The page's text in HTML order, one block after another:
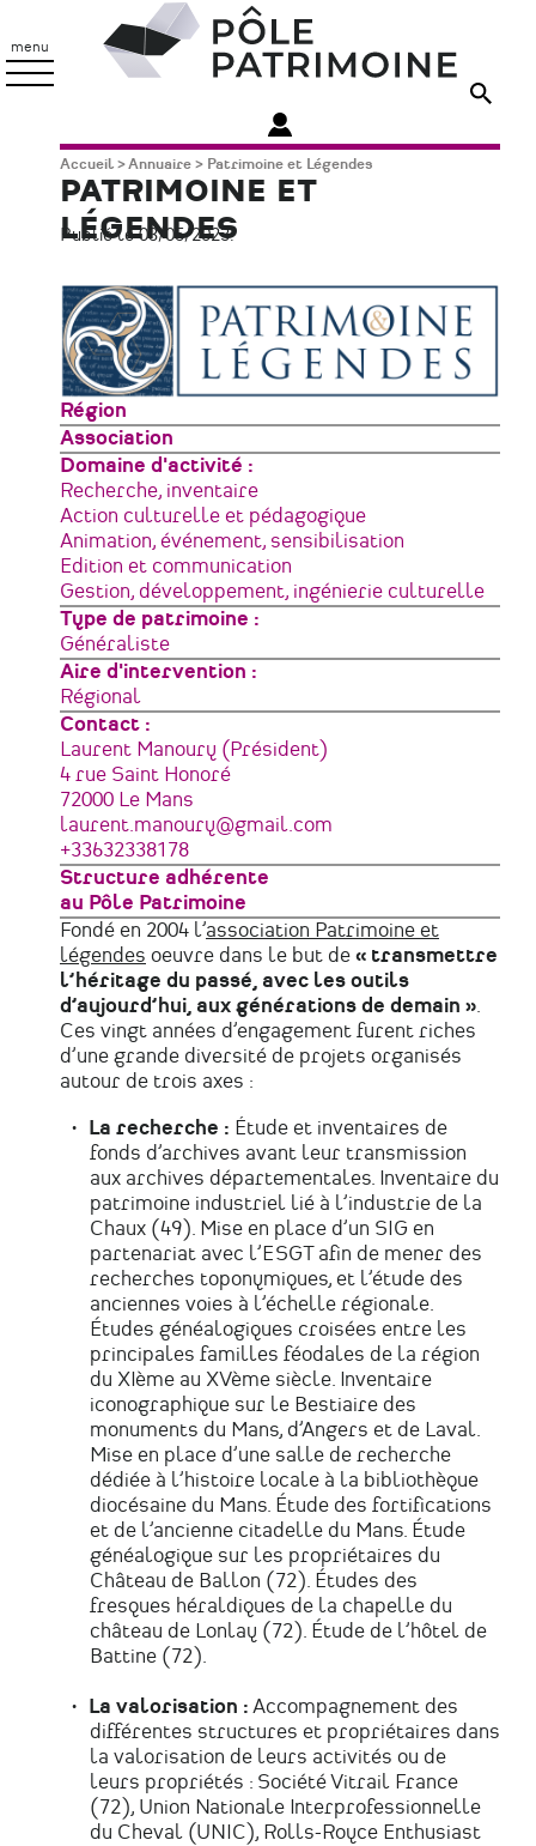
contenu
principal
menu
Patrimoine
Fil
d'Ariane
Accueil Annuaire Patrimoine et Légendes
PATRIMOINE ET
LÉGENDES
Publié le 03/05/2023.
Zone
géographique
Région
Type
de
structure
Association
Domaine d'activité
Recherche, inventaire
Action culturelle et pédagogique
Animation, événement, sensibilisation
Edition et communication
Gestion, développement, ingénierie culturelle
Type de patrimoine
Généraliste
Aire d'intervention
Régional
Contact :
Laurent Manoury (Président)
Adresse
4 rue Saint Honoré
72000 Le Mans
France
Courriel
laurent.manoury@gmail.com
Téléphone
+33632338178
Structure adhérente
au Pôle Patrimoine
Fondé en 2004 l’association Patrimoine et
légendes oeuvre dans le but de « transmettre
l’héritage du passé, avec les outils
d’aujourd’hui, aux générations de demain ».
Ces vingt années d’engagement furent riches
d’une grande diversité de projets organisés
autour de trois axes :
La recherche : Étude et inventaires de
fonds d’archives avant leur transmission
aux archives départementales. Inventaire du
patrimoine industriel lié à l’industrie de la
Chaux (49). Mise en place d’un SIG en
partenariat avec l’ESGT afin de mener des
recherches toponymiques, et l’étude des
anciennes voies à l’échelle régionale.
Études généalogiques croisées entre les
principales familles féodales de la région
du XIème au XVème siècle. Inventaire
iconographique sur le Bestiaire des
monuments du Mans, d’Angers et de Laval.
Mise en place d’une salle de recherche
dédiée à l’histoire locale à la bibliothèque
diocésaine du Mans. Étude des fortifications
et de l’ancienne citadelle du Mans. Étude
généalogique sur les propriétaires du
Château de Ballon (72). Études des
fresques héraldiques de la chapelle du
château de Lonlay (72). Étude de l’hôtel de
Battine (72).
La valorisation : Accompagnement des
différentes structures et propriétaires dans
la valorisation de leurs activités ou de
leurs propriétés : Société Vitrail France
(72), Union Nationale Interprofessionnelle
du Cheval (UNIC), Rolls-Royce Enthusiast